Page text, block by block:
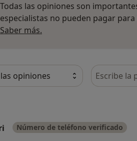
Todas las opiniones son
especialistas no pueden pagar
Saber más.
Busca en
Número de teléfono verificado